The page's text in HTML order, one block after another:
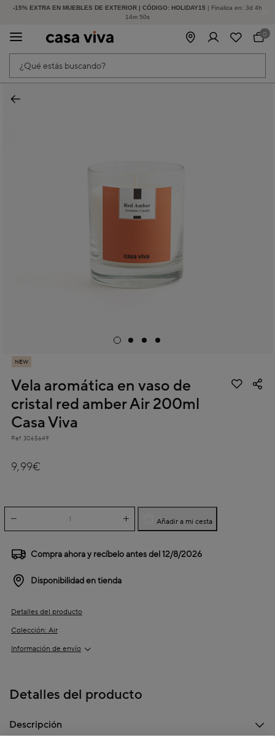
-15% EXTRA EN MUEBLES DE EXTERIOR | CÓDIGO: HOLIDAY15 | Finaliza en: 3d 4h
14m 50s
HASTA -60% DE DESCUENTO | SEGUNDAS REBAJAS
¿Qué estás buscando?
0
NEW
Vela aromática en vaso de
cristal red amber Air 200ml
Casa Viva
Ref. 3065649
9,99€
Añadir a mi cesta
Compra ahora y recíbelo antes del12/8/2026
Disponibilidad en tienda
Detalles del producto
Colección: Air
Información de envío
Detalles del producto
Descripción